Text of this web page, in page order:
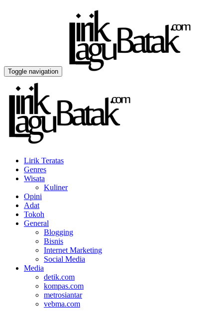
Toggle navigation
Lirik Teratas
Genres
Wisata
Kuliner
Opini
Adat
Tokoh
General
Blogging
Bisnis
Internet Marketing
Social Media
Media
detik.com
kompas.com
metrosiantar
vebma.com